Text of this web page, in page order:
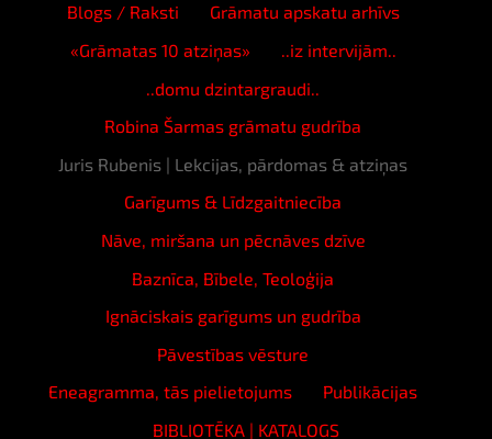
Blogs / Raksti
Grāmatu apskatu arhīvs
«Grāmatas 10 atziņas»
..iz intervijām..
..domu dzintargraudi..
Robina Šarmas grāmatu gudrība
Juris Rubenis | Lekcijas, pārdomas & atziņas
Garīgums & Līdzgaitniecība
Nāve, miršana un pēcnāves dzīve
Baznīca, Bībele, Teoloģija
Ignāciskais garīgums un gudrība
Pāvestības vēsture
Eneagramma, tās pielietojums
Publikācijas
BIBLIOTĒKA | KATALOGS